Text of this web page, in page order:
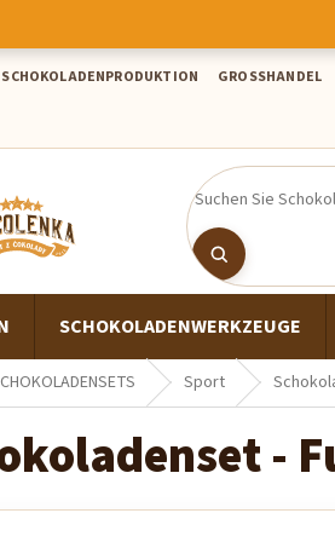
GROSSHANDEL
SCHOKOLADENWERKZEUGE
Sport
-